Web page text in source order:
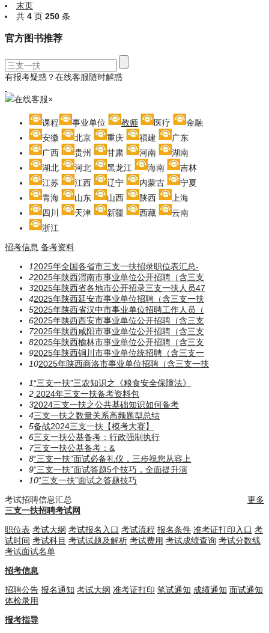
末页
共 4 页 250 条
官方图书推荐
有报考疑惑？在线客服随时解惑
在线客服×
课程 事业单位 教师 医疗
金融
安徽
北京 重庆 福建
广东
广西
贵州 甘肃 河南
湖南
湖北
河北 黑龙江 海南
吉林
江苏
江西 辽宁 内蒙古
宁夏
青海
山东 山西 陕西
上海
四川
天津 新疆 西藏
云南
浙江
招考信息 备考资料
12025年全国各省市三支一扶招录职位表汇总-
22025年陕西渭南市事业单位公开招聘（含三支
32025年陕西省各地市公开招录三支一扶人员47
42025年陕西延安市事业单位招聘（含三支一扶
52025年陕西省汉中市事业单位招聘工作人员（
62025年陕西西安市事业单位公开招聘（含三支
72025年陕西咸阳市事业单位公开招聘（含三支
82025年陕西榆林市事业单位公开招聘（含三支
92025年陕西铜川市事业单位统招聘（含三支一
102025年陕西商洛市事业单位招聘（含三支一扶
1“三支一扶”三农知识之《粮食安全保障法》
2 2024年三支一扶备考资料包
32024三支一扶之公共基础知识如何备考
4三支一扶之数量关系高频题型总结
5备战2024三支一扶【模考大赛】
6三支一扶公基备考：行政强制执行
7三支一扶公基备考：​​​&
8“三支一扶”面试必备礼仪，三步祝您从容上
9“三支一扶”面试答题5个技巧，全面提升演
10“三支一扶”面试之答题技巧
考试招聘信息汇总
更多
三支一扶招聘考试网
职位表 考试大纲 考试报名入口 考试流程 报名条件 准考证打印入口 考
试时间 考试科目 考试试题及解析 考试费用 考试成绩查询 考试分数线
考试面试名单
招考信息
招聘公告 报名通知 考试大纲 准考证打印 笔试通知 成绩通知 面试通知
体检录用
报考指导